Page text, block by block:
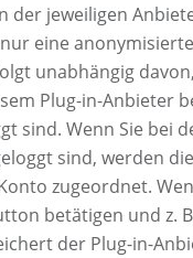
der jeweiligen
eine
unabhängig
Plug-in-Anbieter
sind. Wenn Sie bei
sind, werden
zugeordnet.
betätigen und z.
der Plug-in-